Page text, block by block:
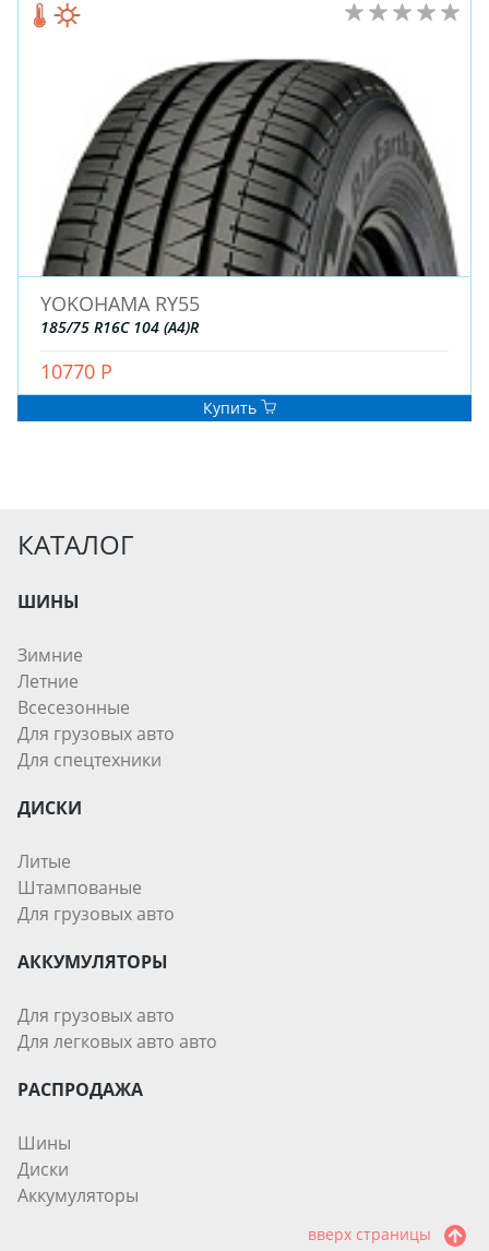
YOKOHAMA RY55
185/75 R16C 104 (A4)R
10770 Р
Купить
КАТАЛОГ
ШИНЫ
Зимние
Летние
Всесезонные
Для грузовых авто
Для спецтехники
ДИСКИ
Литые
Штампованые
Для грузовых авто
АККУМУЛЯТОРЫ
Для грузовых авто
Для легковых авто авто
РАСПРОДАЖА
Шины
Диски
Аккумуляторы
вверх страницы